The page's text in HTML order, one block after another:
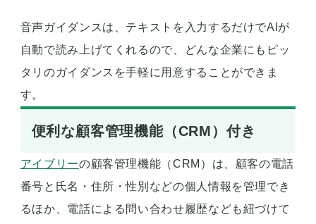
音声ガイダンスは、テキストを入力するだけでAIが
自動で読み上げてくれるので、どんな企業にもピッ
タリのガイダンスを手軽に用意することができま
す。
便利な顧客管理機能（CRM）付き
アイブリーの顧客管理機能（CRM）は、顧客の電話
番号と氏名・住所・性別などの個人情報を管理でき
るほか、電話による問い合わせ履歴なども紐づけて